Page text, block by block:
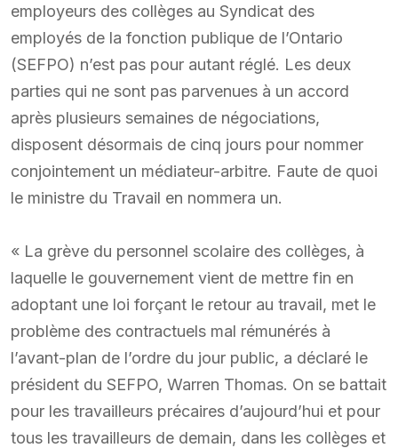
employeurs des collèges au Syndicat des
employés de la fonction publique de l’Ontario
(SEFPO) n’est pas pour autant réglé. Les deux
parties qui ne sont pas parvenues à un accord
après plusieurs semaines de négociations,
disposent désormais de cinq jours pour nommer
conjointement un médiateur-arbitre. Faute de quoi
le ministre du Travail en nommera un.
« La grève du personnel scolaire des collèges, à
laquelle le gouvernement vient de mettre fin en
adoptant une loi forçant le retour au travail, met le
problème des contractuels mal rémunérés à
l’avant-plan de l’ordre du jour public, a déclaré le
président du SEFPO, Warren Thomas. On se battait
pour les travailleurs précaires d’aujourd’hui et pour
tous les travailleurs de demain, dans les collèges et